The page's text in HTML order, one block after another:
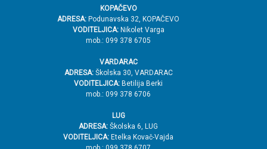
KOPAČEVO
ADRESA: Podunavska 32, KOPAČEVO
VODITELJICA:Nikolet Varga
mob.: 099 378 6705
VARDARAC
ADRESA:Školska 30, VARDARAC
VODITELJICA: Betilija Berki
mob.: 099 378 6706
LUG
ADRESA: Školska 6, LUG
VODITELJICA: Etelka Kovač-Vajda